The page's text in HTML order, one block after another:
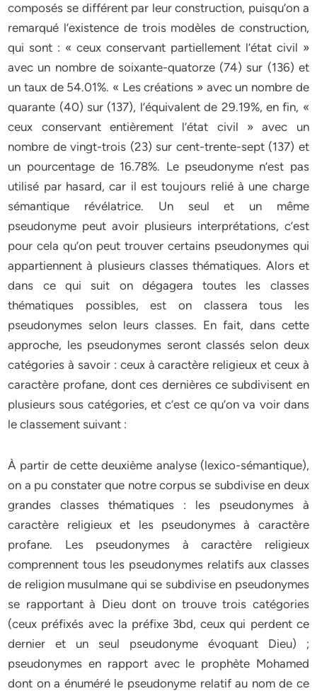
composés se différent par leur construction, puisqu’on a
remarqué l’existence de trois modèles de construction,
qui sont : « ceux conservant partiellement l’état civil »
avec un nombre de soixante-quatorze (74) sur (136) et
un taux de 54.01%. « Les créations » avec un nombre de
quarante (40) sur (137), l’équivalent de 29.19%, en fin, «
ceux conservant entièrement l’état civil » avec un
nombre de vingt-trois (23) sur cent-trente-sept (137) et
un pourcentage de 16.78%. Le pseudonyme n’est pas
utilisé par hasard, car il est toujours relié à une charge
sémantique révélatrice. Un seul et un même
pseudonyme peut avoir plusieurs interprétations, c’est
pour cela qu’on peut trouver certains pseudonymes qui
appartiennent à plusieurs classes thématiques. Alors et
dans ce qui suit on dégagera toutes les classes
thématiques possibles, est on classera tous les
pseudonymes selon leurs classes. En fait, dans cette
approche, les pseudonymes seront classés selon deux
catégories à savoir : ceux à caractère religieux et ceux à
caractère profane, dont ces dernières ce subdivisent en
plusieurs sous catégories, et c’est ce qu’on va voir dans
le classement suivant :
À partir de cette deuxième analyse (lexico-sémantique),
on a pu constater que notre corpus se subdivise en deux
grandes classes thématiques : les pseudonymes à
caractère religieux et les pseudonymes à caractère
profane. Les pseudonymes à caractère religieux
comprennent tous les pseudonymes relatifs aux classes
de religion musulmane qui se subdivise en pseudonymes
se rapportant à Dieu dont on trouve trois catégories
(ceux préfixés avec la préfixe 3bd, ceux qui perdent ce
dernier et un seul pseudonyme évoquant Dieu) ;
pseudonymes en rapport avec le prophète Mohamed
dont on a énuméré le pseudonyme relatif au nom de ce